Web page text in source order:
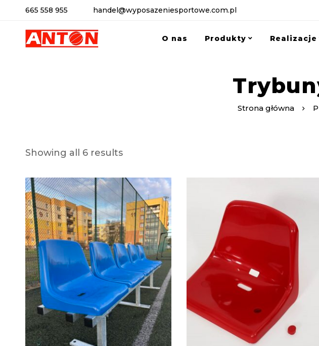
665 558 955 handel@wyposazeniesportowe.com.pl
O nas Produkty Realizacje
Strona główna
Showing all 6 results